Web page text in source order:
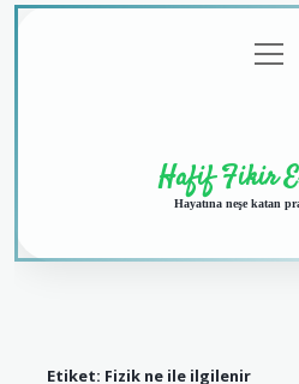
menüyü
aç
Hafif Fikir
Hayatına neşe katan
Etiket: Fizik ne ile ilgilenir